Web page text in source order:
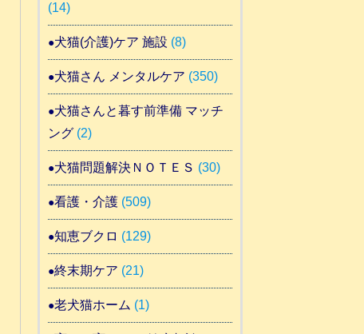
(14)
犬猫(介護)ケア 施設 (8)
犬猫さん メンタルケア (350)
犬猫さんと暮す前準備 マッチ
ング(2)
犬猫問題解決ＮＯＴＥＳ (30)
看護・介護(509)
知恵ブクロ (129)
終末期ケア (21)
老犬猫ホーム (1)